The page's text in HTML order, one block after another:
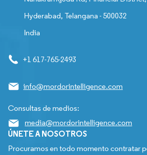
Hyderabad, Telangana - 500032
India
+1 617-765-2493
info@mordorintelligence.com
Consultas de medios:
media@mordorintelligence.com
ÚNETE A NOSOTROS
Procuramos en todo momento contratar